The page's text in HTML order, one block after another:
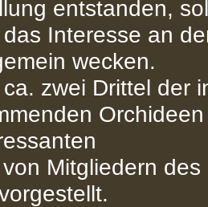
entstanden,
Interesse an
wecken.
zwei Drittel der
Orchideen
Mitgliedern des